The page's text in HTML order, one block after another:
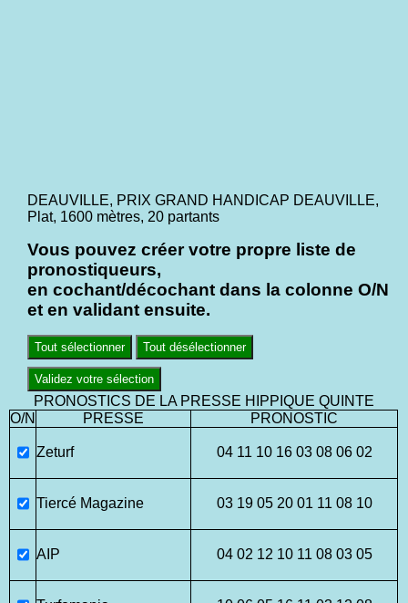
DEAUVILLE, PRIX GRAND HANDICAP DEAUVILLE,
Plat, 1600 mètres, 20 partants
Vous pouvez créer votre propre liste de
pronostiqueurs,
en cochant/décochant dans la colonne O/N
et en validant ensuite.
Tout sélectionner Tout désélectionner
Validez votre sélection
PRONOSTICS DE LA PRESSE HIPPIQUE QUINTE
O/N
PRESSE PRONOSTIC
Zeturf 04 11 10 16 03 08 06 02
Tiercé Magazine 03 19 05 20 01 11 08 10
AIP 04 02 12 10 11 08 03 05